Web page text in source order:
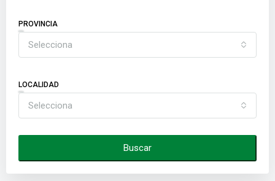
PROVINCIA
Selecciona
LOCALIDAD
Selecciona
Buscar